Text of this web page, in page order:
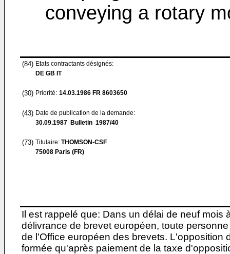
conveying a rotary
(84) Etats contractants désignés:
DE GB IT
(30) Priorité: 14.03.1986 FR 8603650
(43) Date de publication de la demande:
30.09.1987 Bulletin 1987/40
(73) Titulaire: THOMSON-CSF
75008 Paris (FR)
Il est rappelé que: Dans un délai de neuf
délivrance de brevet européen, toute
de l'Office européen des brevets. L'opposition
formée qu'après paiement de la taxe